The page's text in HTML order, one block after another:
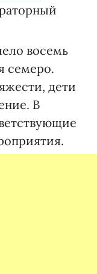
восемь
семеро.
дети
В